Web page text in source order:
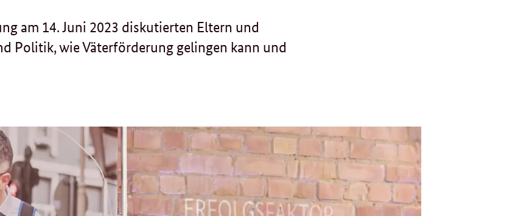
am 14. Juni 2023 diskutierten Eltern und
Politik, wie Väterförderung gelingen kann und